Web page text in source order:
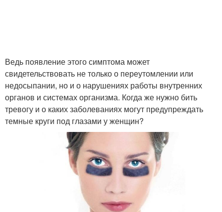
Ведь появление этого симптома может
свидетельствовать не только о переутомлении или
недосыпании, но и о нарушениях работы внутренних
органов и системах организма. Когда же нужно бить
тревогу и о каких заболеваниях могут предупреждать
темные круги под глазами у женщин?